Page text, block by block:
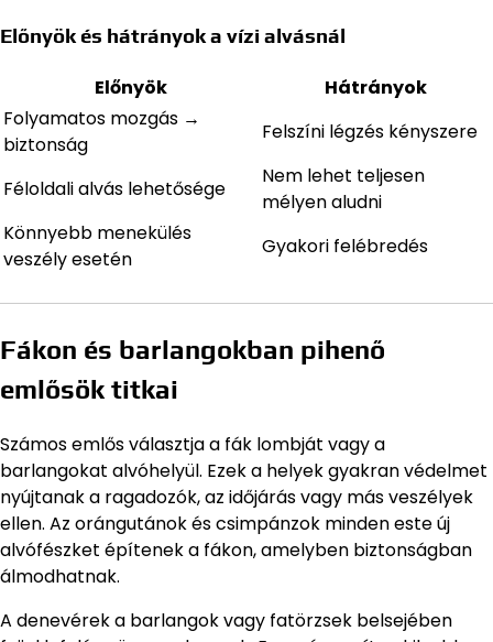
Előnyök és hátrányok a vízi alvásnál
Előnyök
Hátrányok
Folyamatos mozgás →
biztonság
Felszíni légzés kényszere
Féloldali alvás lehetősége
Nem lehet teljesen
mélyen aludni
Könnyebb menekülés
veszély esetén
Gyakori felébredés
Fákon és barlangokban pihenő
emlősök titkai
Számos emlős választja a fák lombját vagy a
barlangokat alvóhelyül. Ezek a helyek gyakran védelmet
nyújtanak a ragadozók, az időjárás vagy más veszélyek
ellen. Az orángutánok és csimpánzok minden este új
alvófészket építenek a fákon, amelyben biztonságban
álmodhatnak.
A denevérek a barlangok vagy fatörzsek belsejében